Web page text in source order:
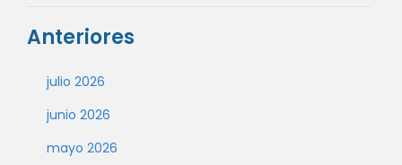
Anteriores
julio 2026
junio 2026
mayo 2026